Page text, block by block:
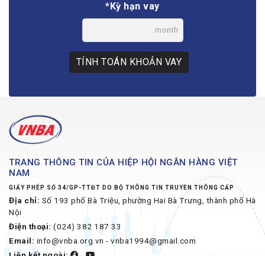
*Kỳ hạn vay
month
TÍNH TOÁN KHOẢN VAY
TRANG THÔNG TIN CỦA HIỆP HỘI NGÂN HÀNG VIỆT
NAM
GIẤY PHÉP SỐ 34/GP-TTĐT DO BỘ THÔNG TIN TRUYỀN THÔNG CẤP
Địa chỉ: Số 193 phố Bà Triệu, phường Hai Bà Trưng, thành phố Hà
Nội
Điện thoại: (024) 382 187 33
Email: info@vnba.org.vn - vnba1994@gmail.com